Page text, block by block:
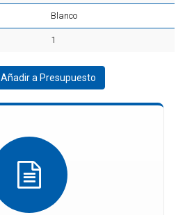
Blanco
1
Añadir a Presupuesto